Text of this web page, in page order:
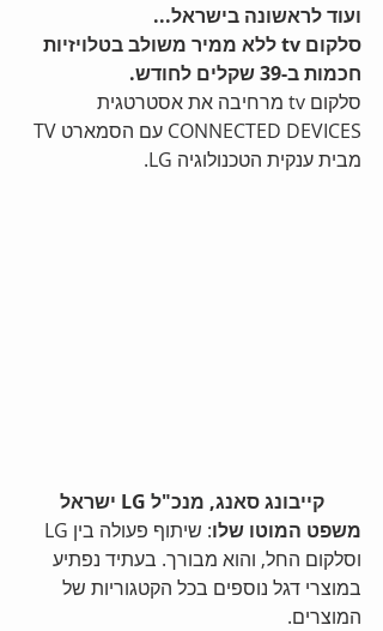
ועוד לראשונה בישראל...
סלקום tv ללא ממיר משולב בטלויזיות
חכמות ב-39 שקלים לחודש.
סלקום tv מרחיבה את אסטרטגית
מבית ענקית הטכנולוגיה LG.
קייבונג סאנג, מנכ"ל LG ישראל
משפט המוטו שלו
וסלקום החל, והוא מבורך. בעתיד נפתיע
במוצרי דגל נוספים בכל הקטגוריות של
המוצרים.